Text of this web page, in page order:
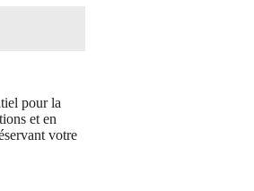
pour la
et en
votre